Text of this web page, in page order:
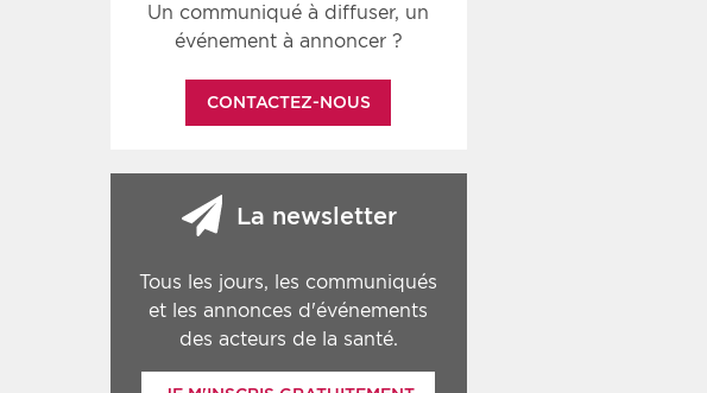
Un communiqué à diffuser, un
événement à annoncer ?
CONTACTEZ-NOUS
La newsletter
Tous les jours, les communiqués
et les annonces d'événements
des acteurs de la santé.